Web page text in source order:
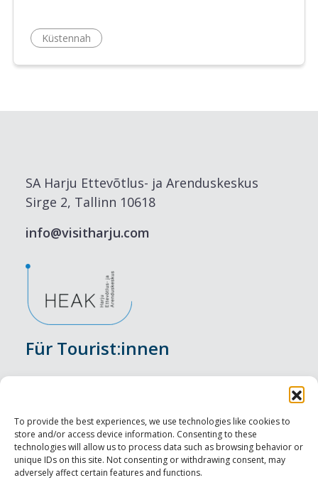
To provide the best experiences, we use technologies like cookies to
store and/or access device information. Consenting to these
technologies will allow us to process data such as browsing behavior or
unique IDs on this site. Not consenting or withdrawing consent, may
adversely affect certain features and functions.
Küstennah
SA Harju Ettevõtlus- ja Arenduskeskus
Sirge 2, Tallinn 10618
info@visitharju.com
Für Tourist:innen
Unterkunft
Genusserlebnisse
Sehenswürdigkeiten